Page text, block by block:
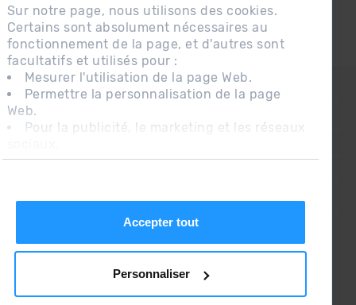
Sur notre page, nous utilisons des cookies.
Certains sont absolument nécessaires au
fonctionnement de la page, et d'autres sont
facultatifs et utilisés pour :
Mesurer l'utilisation de la page Web.
Permettre la personnalisation de la page
Web.
Pour la publicité, le marketing et les réseaux
En cliquant sur « Accepter tout », vous
Accepter tout
Personnaliser
CONTACT
QUESTIONS FRÉQUENTES